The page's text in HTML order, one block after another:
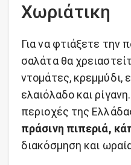
Χωριάτικη
Για να φτιάξετε την
σαλάτα θα
ντομάτες, κρεμμύδι,
ελαιόλαδο και
περιοχές της
πράσινη πιπεριά,
διακόσμηση και